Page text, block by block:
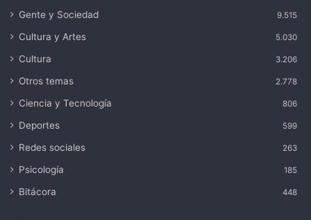
Gente y Sociedad 9.515
Cultura y Artes 5.030
Cultura 3.206
Otros temas 2.778
Ciencia y Tecnología 806
Deportes 599
Redes sociales 263
Psicología 185
Bitácora 448